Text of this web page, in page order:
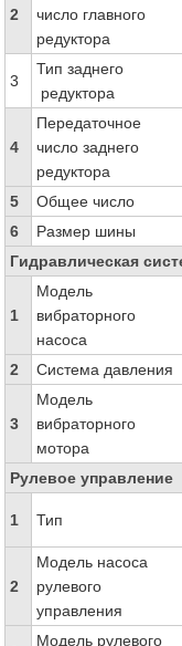
2
число главного
редуктора
3
Тип заднего
редуктора
4
Передаточное
число заднего
редуктора
5 Общее число
6
Размер шины
Гидравлическая
1
Модель
вибраторного
насоса
2 Система давления
3
Модель
вибраторного
мотора
Рулевое управление
1 Тип
2
Модель насоса
рулевого
управления
Модель рулевого